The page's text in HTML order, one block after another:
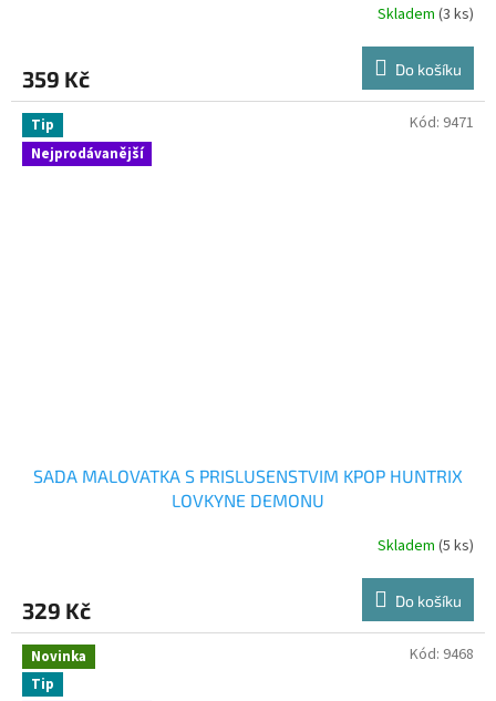
Skladem (3 ks)
359 Kč Do košíku
Tip
Nejprodávanější
SADA MALOVATKA S PRISLUSENSTVIM KPOP HUNTRIX
LOVKYNE DEMONU
Skladem (5 ks)
329 Kč Do košíku
Kód: 9471
Novinka
Tip
Kód: 9468